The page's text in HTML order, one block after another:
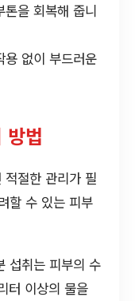
톤을 회복해 줍니
용 없이 부드러운
방법
적절한 관리가 필
할 수 있는 피부
섭취는 피부의 수
터 이상의 물을